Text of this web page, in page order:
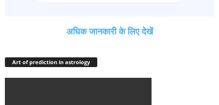
अधिक जानकारी के लिए देखें
Art of prediction in astrology